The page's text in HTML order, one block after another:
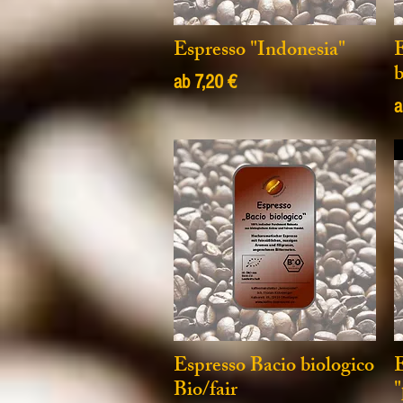
Espresso "Indonesia"
ab 7,20 €
Sale-Preis
Espresso Bacio biologico
Bio/fair